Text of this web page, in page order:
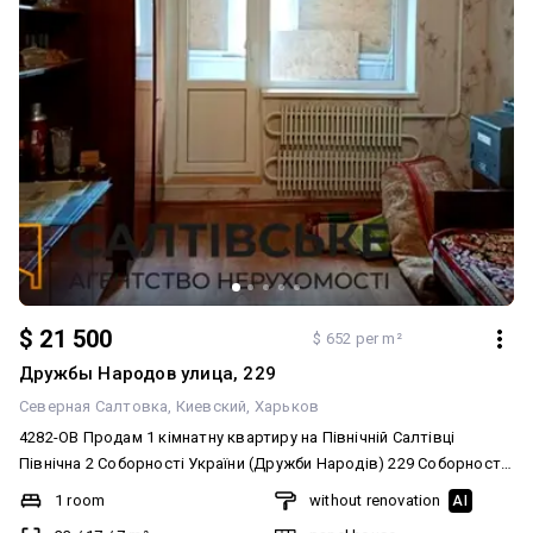
$ 21 500 $ 652 per m²
Дружбы Народов улица, 229
Северная Салтовка Киевский Харьков
4282-ОВ Продам 1 кімнатну квартиру на Північній Салтівці
Північна 2 Соборності України (Дружби Народів) 229 Соборности
Украины (Дружбы Народов) 229 Поверх: 1/9 Площа: 33/17/7м2
1 room
without renovation AI